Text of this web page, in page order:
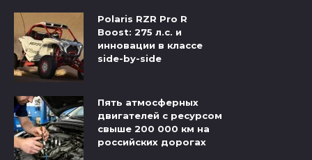
Polaris RZR Pro R
Boost: 275 л.с. и
инновации в классе
side-by-side
Пять атмосферных
двигателей с ресурсом
свыше 200 000 км на
российских дорогах